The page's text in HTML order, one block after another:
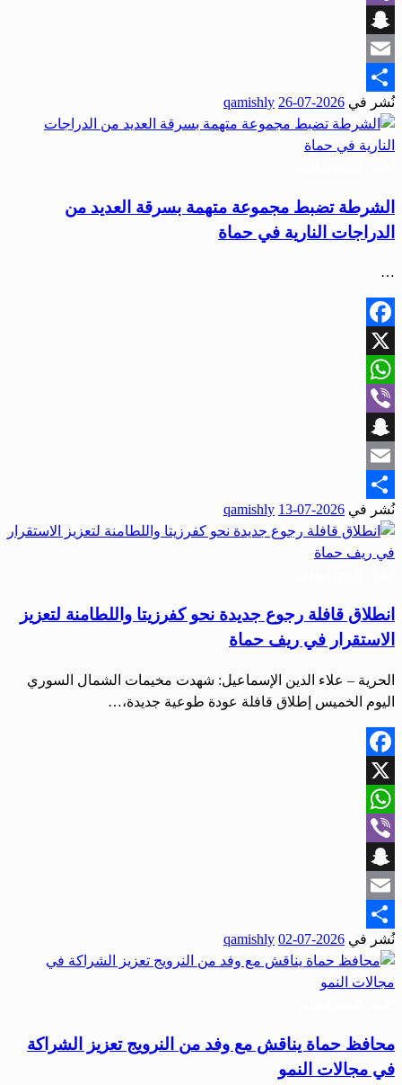
Viber
Snapchat
Email
Share
نُشر في 2026-07-26
qamishly
الشرطة تضبط مجموعة متهمة بسرقة العديد من
الدراجات النارية في حماة
…
Facebook
X
WhatsApp
Viber
Snapchat
Email
Share
نُشر في 2026-07-13
qamishly
انطلاق قافلة رجوع جديدة نحو كفرزيتا واللطامنة لتعزيز
الاستقرار في ريف حماة
الحرية – علاء الدين الإسماعيل: شهدت مخيمات الشمال السوري
اليوم الخميس إطلاق قافلة عودة طوعية جديدة،…
Facebook
X
WhatsApp
Viber
Snapchat
Email
Share
نُشر في 2026-07-02
qamishly
محافظ حماة يناقش مع وفد من النرويج تعزيز الشراكة
في مجالات النمو